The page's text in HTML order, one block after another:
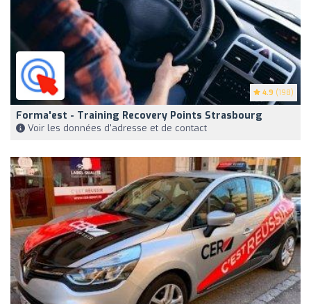
4.9 (198)
Forma'est - Training Recovery Points Strasbourg
Voir les données d'adresse et de contact